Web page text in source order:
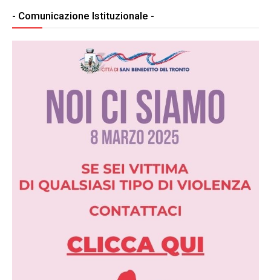
- Comunicazione Istituzionale -